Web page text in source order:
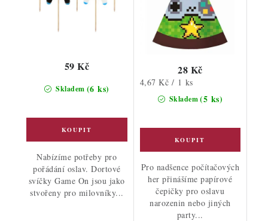
Skladem (6 ks)
59 Kč
Nabízíme potřeby pro
pořádání oslav. Dortové
svíčky Game On jsou jako
stvořeny pro milovníky...
Skladem(5 ks)
28 Kč
Měrná
4,67 Kč / 1 ks
Pro nadšence počítačových
her přinášíme papírové
čepičky pro oslavu
narozenin nebo jiných
party...